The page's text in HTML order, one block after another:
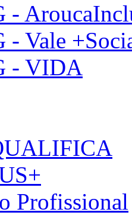
-
- Vale
- VIDA
Profissional